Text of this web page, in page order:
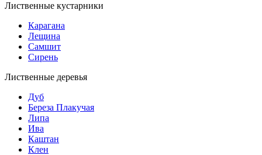
Лиственные кустарники
Карагана
Лещина
Самшит
Сирень
Лиственные деревья
Дуб
Береза Плакучая
Липа
Ива
Каштан
Клен